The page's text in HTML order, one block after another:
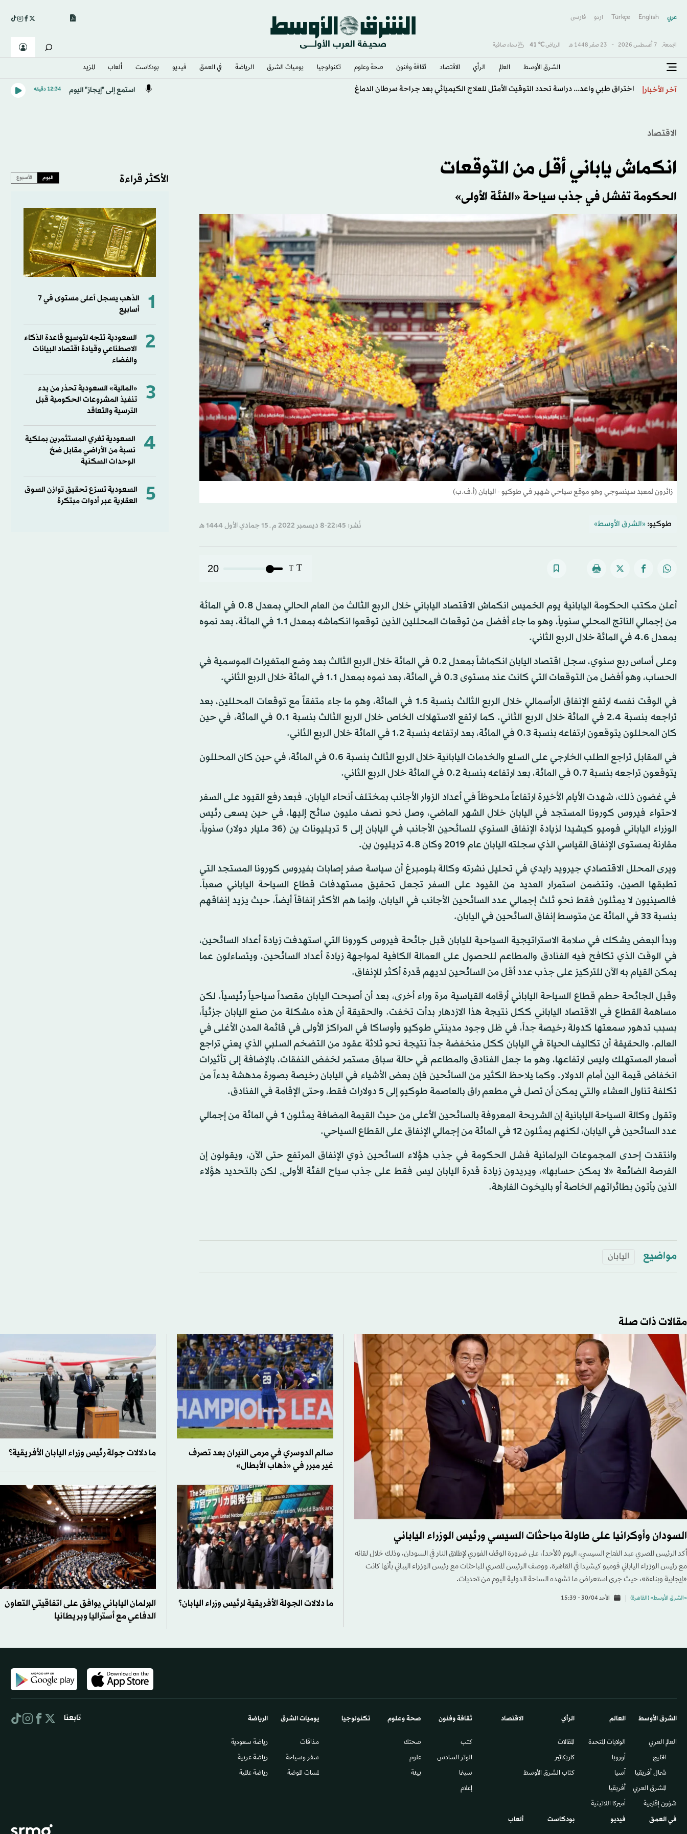
عربي English
Türkçe اردو فارسى
الجمعة, 7 أغسطس 2026 - 23 صفَر 1448 هـ الرياض℃
41 سماء صافية
الشرق الأوسط​ العالم الرأي الاقتصاد ثقافة وفنون صحة وعلوم تكنولوجيا يوميات الشرق​ الرياضة في العمق فيديو بودكاست ألعاب المزيد
آخر الأخبار اختراق طبي واعد... دراسة تحدد التوقيت الأمثل للعلاج الكيميائي بعد جراحة سرطان الدماغ استمع إلى "إيجاز" اليوم 12:34 دقيقه
الاقتصاد
انكماش ياباني أقل من التوقعات
الحكومة تفشل في جذب سياحة «الفئة الأولى»
زائرون لمعبد سينسوجي وهو موقع سياحي شهير في طوكيو - اليابان (أ.ف.ب)
طوكيو: «الشرق الأوسط» نُشر: 22:45-8 ديسمبر 2022 م ـ 15 جمادي الأول 1444 هـ
T
T
20
أعلن مكتب الحكومة اليابانية يوم الخميس انكماش الاقتصاد الياباني خلال الربع الثالث من العام الحالي بمعدل 0.8 في المائة
من إجمالي الناتج المحلي سنوياً، وهو ما جاء أفضل من توقعات المحللين الذين توقعوا انكماشه بمعدل 1.1 في المائة، بعد نموه
بمعدل 4.6 في المائة خلال الربع الثاني.
وعلى أساس ربع سنوي، سجل اقتصاد اليابان انكماشاً بمعدل 0.2 في المائة خلال الربع الثالث بعد وضع المتغيرات الموسمية في
الحساب، وهو أفضل من التوقعات التي كانت عند مستوى 0.3 في المائة، بعد نموه بمعدل 1.1 في المائة خلال الربع الثاني.
في الوقت نفسه ارتفع الإنفاق الرأسمالي خلال الربع الثالث بنسبة 1.5 في المائة، وهو ما جاء متفقاً مع توقعات المحللين، بعد
تراجعه بنسبة 2.4 في المائة خلال الربع الثاني. كما ارتفع الاستهلاك الخاص خلال الربع الثالث بنسبة 0.1 في المائة، في حين
كان المحللون يتوقعون ارتفاعه بنسبة 0.3 في المائة، بعد ارتفاعه بنسبة 1.2 في المائة خلال الربع الثاني.
في المقابل تراجع الطلب الخارجي على السلع والخدمات اليابانية خلال الربع الثالث بنسبة 0.6 في المائة، في حين كان المحللون
يتوقعون تراجعه بنسبة 0.7 في المائة، بعد ارتفاعه بنسبة 0.2 في المائة خلال الربع الثاني.
في غضون ذلك، شهدت الأيام الأخيرة ارتفاعاً ملحوظاً في أعداد الزوار الأجانب بمختلف أنحاء اليابان. فبعد رفع القيود على السفر
لاحتواء فيروس كورونا المستجد في اليابان خلال الشهر الماضي، وصل نحو نصف مليون سائح إليها، في حين يسعى رئيس
الوزراء الياباني فوميو كيشيدا لزيادة الإنفاق السنوي للسائحين الأجانب في اليابان إلى 5 تريليونات ين (36 مليار دولار) سنوياً،
مقارنة بمستوى الإنفاق القياسي الذي سجلته اليابان عام 2019 وكان 4.8 تريليون ين.
ويرى المحلل الاقتصادي جيرويد رايدي في تحليل نشرته وكالة بلومبرغ أن سياسة صفر إصابات بفيروس كورونا المستجد التي
تطبقها الصين، وتتضمن استمرار العديد من القيود على السفر تجعل تحقيق مستهدفات قطاع السياحة الياباني صعباً.
فالصينيون لا يمثلون فقط نحو ثلث إجمالي عدد السائحين الأجانب في اليابان، وإنما هم الأكثر إنفاقاً أيضاً، حيث يزيد إنفاقهم
بنسبة 33 في المائة عن متوسط إنفاق السائحين في اليابان.
وبدأ البعض يشكك في سلامة الاستراتيجية السياحية لليابان قبل جائحة فيروس كورونا التي استهدفت زيادة أعداد السائحين،
في الوقت الذي تكافح فيه الفنادق والمطاعم للحصول على العمالة الكافية لمواجهة زيادة أعداد السائحين، ويتساءلون عما
يمكن القيام به الآن للتركيز على جذب عدد أقل من السائحين لديهم قدرة أكثر للإنفاق.
وقبل الجائحة حطم قطاع السياحة الياباني أرقامه القياسية مرة وراء أخرى، بعد أن أصبحت اليابان مقصداً سياحياً رئيسياً. لكن
مساهمة القطاع في الاقتصاد الياباني ككل نتيجة هذا الازدهار بدأت تخفت. والحقيقة أن هذه مشكلة من صنع اليابان جزئياً،
بسبب تدهور سمعتها كدولة رخيصة جداً، في ظل وجود مدينتي طوكيو وأوساكا في المراكز الأولى في قائمة المدن الأغلى في
العالم. والحقيقة أن تكاليف الحياة في اليابان ككل منخفضة جداً نتيجة نحو ثلاثة عقود من التضخم السلبي الذي يعني تراجع
أسعار المستهلك وليس ارتفاعها، وهو ما جعل الفنادق والمطاعم في حالة سباق مستمر لخفض النفقات، بالإضافة إلى تأثيرات
انخفاض قيمة الين أمام الدولار. وكما يلاحظ الكثير من السائحين فإن بعض الأشياء في اليابان رخيصة بصورة مدهشة بدءاً من
تكلفة تناول العشاء والتي يمكن أن تصل في مطعم راق بالعاصمة طوكيو إلى 5 دولارات فقط، وحتى الإقامة في الفنادق.
وتقول وكالة السياحة اليابانية إن الشريحة المعروفة بالسائحين الأعلى من حيث القيمة المضافة يمثلون 1 في المائة من إجمالي
عدد السائحين في اليابان، لكنهم يمثلون 12 في المائة من إجمالي الإنفاق على القطاع السياحي.
وانتقدت إحدى المجموعات البرلمانية فشل الحكومة في جذب هؤلاء السائحين ذوي الإنفاق المرتفع حتى الآن، ويقولون إن
الفرصة الضائعة «لا يمكن حسابها»، ويريدون زيادة قدرة اليابان ليس فقط على جذب سياح الفئة الأولى, لكن بالتحديد هؤلاء
الذين يأتون بطائراتهم الخاصة أو باليخوت الفارهة.
مواضيع اليابان
الأكثر قراءة اليوم الأسبوع
1
الذهب يسجل أعلى مستوى في 7
أسابيع
2
السعودية تتجه لتوسيع قاعدة الذكاء
الاصطناعي وقيادة اقتصاد البيانات
والفضاء
3
«المالية» السعودية تحذر من بدء
تنفيذ المشروعات الحكومية قبل
الترسية والتعاقد
4
السعودية تغري المستثمرين بملكية
نسبة من الأراضي مقابل ضخ
الوحدات السكنية
5
السعودية تسرّع تحقيق توازن السوق
العقارية عبر أدوات مبتكرة
مقالات ذات صلة
السودان وأوكرانيا على طاولة مباحثات السيسي ورئيس الوزراء الياباني
أكد الرئيس المصري عبد الفتاح السيسي، اليوم (الأحد)، على ضرورة الوقف الفوري لإطلاق النار في السودان، وذلك خلال لقائه
مع رئيس الوزراء الياباني فوميو كيشيدا في القاهرة. ووصف الرئيس المصري المباحثات مع رئيس الوزراء اليباني بأنها كانت
«إيجابية وبناءة»، حيث جرى استعراض ما تشهده الساحة الدولية اليوم من تحديات.
«الشرق الأوسط» (القاهرة) الأحد 30/04 - 15:39
سالم الدوسري في مرمى النيران بعد تصرف
غير مبرر في «ذهاب الأبطال»
ما دلالات جولة رئيس وزراء اليابان الأفريقية؟
ما دلالات الجولة الأفريقية لرئيس وزراء اليابان؟
البرلمان الياباني يوافق على اتفاقيتي التعاون
الدفاعي مع أستراليا وبريطانيا
الشرق الأوسط​
العالم العربي
الخليج
شمال أفريقيا
المشرق العربي
شؤون إقليمية
العالم
الولايات المتحدة
أوروبا
آسيا
أفريقيا
أميركا اللاتينية
الرأي
المقالات
كاريكاتير
كتاب الشرق الأوسط
الاقتصاد ثقافة وفنون
كتب
الوتر السادس​
سينما
إعلام
صحة وعلوم
صحتك
علوم
بيئة
تكنولوجيا يوميات الشرق​
مذاقات
سفر وسياحة
لمسات الموضة
الرياضة
رياضة سعودية
رياضة عربية
رياضة عالمية
في العمق فيديو بودكاست ألعاب
تابعنا